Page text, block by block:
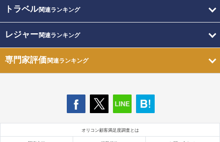
トラベル関連ランキング
レジャー関連ランキング
専門家評価関連ランキング
オリコン顧客満足度調査とは